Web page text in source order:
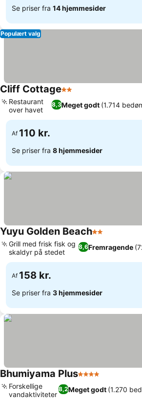
Se priser fra 14 hjemmesider
Populært valg
Cliff Cottage2 Stjerner
8,3Meget godt (1.714
Restaurant
over havet
Af 110 kr.
Se priser fra 8 hjemmesider
Yuyu Golden Beach2 Stjerner
8,6Fremragende
Grill med frisk fisk og
skaldyr på stedet
Af 158 kr.
Se priser fra 3 hjemmesider
Bhumiyama Plus4 Stjerner
8,2Meget godt (1.270
Forskellige
vandaktiviteter